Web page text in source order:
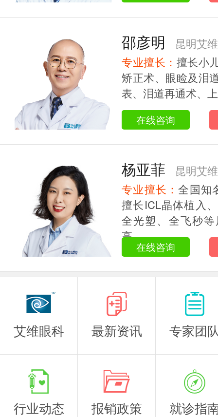
邵彦明
昆明艾
教授
专业擅长： 擅长小
矫正术、眼睑及泪
表、泪道再通术、
在线咨询
杨亚菲
昆明艾
主任医师
专业擅长：全国知
擅长ICL晶体植入
全光塑、全飞秒
高...
在线咨询
艾维眼科 最新资讯 专家团
行业动态 报销政策 就诊指